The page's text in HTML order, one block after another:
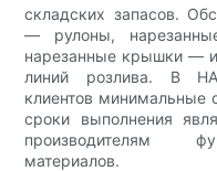
складских запасов.
— рулоны,
нарезанные крышки —
линий розлива. В
клиентов минимальные
сроки выполнения
производителям
материалов.